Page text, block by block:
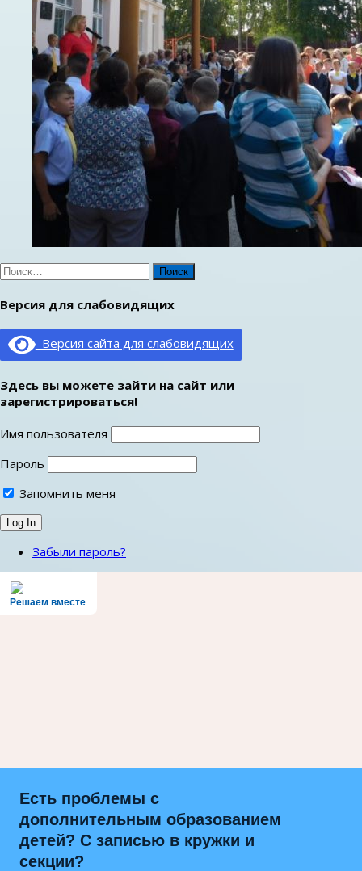
Найти:
Версия для слабовидящих
Версия сайта для слабовидящих
Здесь вы можете зайти на сайт или
зарегистрироваться!
Имя пользователя
Пароль
Запомнить меня
Забыли пароль?
Решаем вместе
Есть проблемы с
дополнительным образованием
детей? С записью в кружки и
секции?